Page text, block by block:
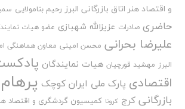
و اقتصاد هنر اتاق بازرگانی البرز رحیم بنامولایی
حاضری صادرات عزیزالله شهبازی عضو هیات
علیرضا بحرانی محسن امینی معاون هماهنگی
البرز مهشید قورچیان هیات نمایندگان
اقتصادی پارک ملی ایران کوچک
بازرگانی کرج کرونا کمیسیون گردشگری و اقتصاد